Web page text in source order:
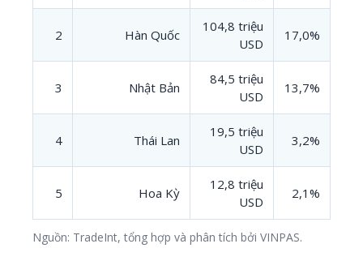
2 Hàn Quốc
104,8 triệu
USD
17,0%
3 Nhật Bản
84,5 triệu
USD
13,7%
4 Thái Lan
19,5 triệu
USD
3,2%
5 Hoa Kỳ
12,8 triệu
USD
2,1%
Nguồn: TradeInt, tổng hợp và phân tích bởi VINPAS.